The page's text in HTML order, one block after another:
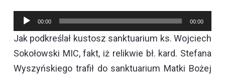
Odtwarzacz
plików
dźwiękowych
00:00 00:00
Jak podkreślał kustosz sanktuarium ks. Wojciech
Sokołowski MIC, fakt, iż relikwie bł. kard. Stefana
Wyszyńskiego trafił do sanktuarium Matki Bożej